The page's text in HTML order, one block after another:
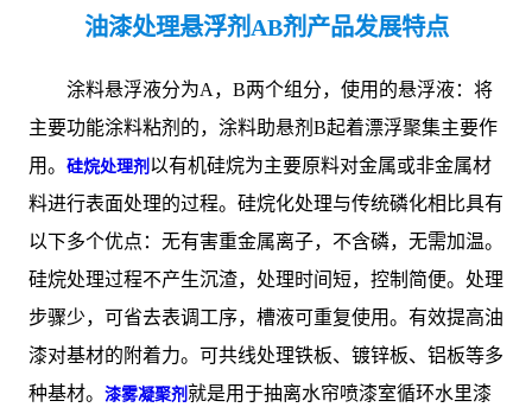
油漆处理悬浮剂AB剂产品发展特点
涂料悬浮液分为A，B两个组分，使用的悬浮液：将
主要功能涂料粘剂的，涂料助悬剂B起着漂浮聚集主要作
用。 硅烷处理剂 以有机硅烷为主要原料对金属或非金属材
料进行表面处理的过程。硅烷化处理与传统磷化相比具有
以下多个优点：无有害重金属离子，不含磷，无需加温。
硅烷处理过程不产生沉渣，处理时间短，控制简便。处理
步骤少，可省去表调工序，槽液可重复使用。有效提高油
漆对基材的附着力。可共线处理铁板、镀锌板、铝板等多
种基材。 漆雾凝聚剂 就是用于抽离水帘喷漆室循环水里漆